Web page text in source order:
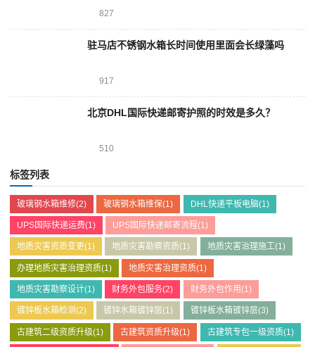
827
驻马店不锈钢水箱长时间使用里面会长绿藻吗
917
北京DHL国际快递邮寄护照的时效是多久？
510
标签列表
玻璃钢水箱维修(2) 玻璃钢水箱维保(1) DHL快递平板电脑(1)
UPS国际快递运费(1) UPS国际快递邮寄流程(1)
地质灾害资质变更(1) 地质灾害勘察资质(1) 地质灾害治理施工(1)
办理地质灾害治理资质(1) 地质灾害治理资质(1)
地质灾害勘察设计(1) 财务外包服务(2) 财务外包作用 (1)
镀锌板水箱检测(2) 镀锌水箱镀锌层(1) 镀锌板水箱镀锌层(3)
古建筑二级资质升级(1) 古建筑资质升级(1) 古建筑专包一级资质(1)